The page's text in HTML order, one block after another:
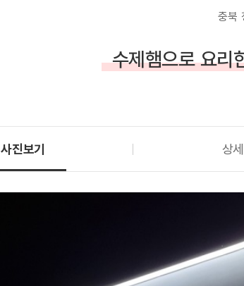
충북
수제햄으로 요리
사진보기 상